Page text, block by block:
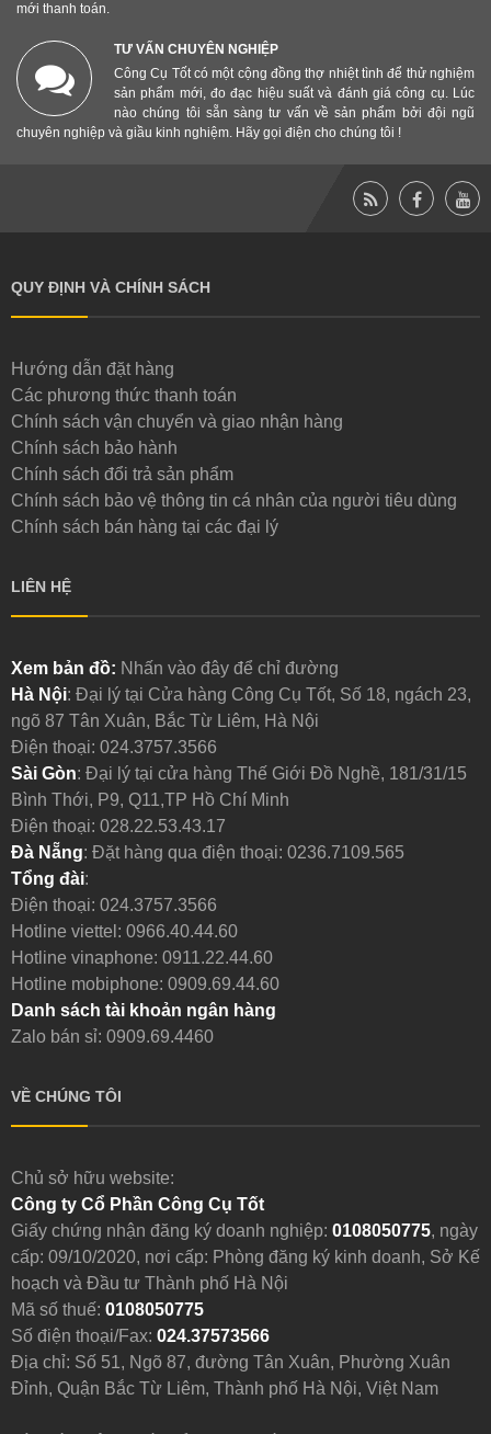
mới thanh toán.
TƯ VẤN CHUYÊN NGHIỆP
Công Cụ Tốt có một cộng đồng thợ nhiệt tình để thử nghiệm
sản phẩm mới, đo đạc hiệu suất và đánh giá công cụ. Lúc
nào chúng tôi sẵn sàng tư vấn về sản phẩm bởi đội ngũ
chuyên nghiệp và giầu kinh nghiệm. Hãy gọi điện cho chúng tôi !
QUY ĐỊNH VÀ CHÍNH SÁCH
Hướng dẫn đặt hàng
Các phương thức thanh toán
Chính sách vận chuyển và giao nhận hàng
Chính sách bảo hành
Chính sách đổi trả sản phẩm
Chính sách bảo vệ thông tin cá nhân của người tiêu dùng
Chính sách bán hàng tại các đại lý
LIÊN HỆ
Xem bản đồ: Nhấn vào đây để chỉ đường
Hà Nội: Đại lý tại Cửa hàng Công Cụ Tốt, Số 18, ngách 23,
ngõ 87 Tân Xuân, Bắc Từ Liêm, Hà Nội
Điện thoại: 024.3757.3566
Sài Gòn: Đại lý tại cửa hàng Thế Giới Đồ Nghề, 181/31/15
Bình Thới, P9, Q11,TP Hồ Chí Minh
Điện thoại: 028.22.53.43.17
Đà Nẵng: Đặt hàng qua điện thoại: 0236.7109.565
Tổng đài:
Điện thoại: 024.3757.3566
Hotline viettel: 0966.40.44.60
Hotline vinaphone: 0911.22.44.60
Hotline mobiphone: 0909.69.44.60
Danh sách tài khoản ngân hàng
Zalo bán sỉ: 0909.69.4460
VỀ CHÚNG TÔI
Chủ sở hữu website:
Công ty Cổ Phần Công Cụ Tốt
Giấy chứng nhận đăng ký doanh nghiệp: 0108050775, ngày
cấp: 09/10/2020, nơi cấp: Phòng đăng ký kinh doanh, Sở Kế
hoạch và Đầu tư Thành phố Hà Nội
Mã số thuế: 0108050775
Số điện thoại/Fax: 024.37573566
Địa chỉ: Số 51, Ngõ 87, đường Tân Xuân, Phường Xuân
Đỉnh, Quận Bắc Từ Liêm, Thành phố Hà Nội, Việt Nam